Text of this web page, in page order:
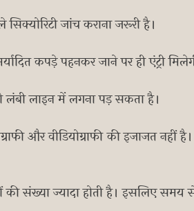
जांच कराना जरूरी है।
कपड़े पहनकर जाने पर ही एंट्री
लाइन में लगना पड़ सकता है।
और वीडियोग्राफी की इजाजत
की संख्या ज्यादा होती है। इसलिए